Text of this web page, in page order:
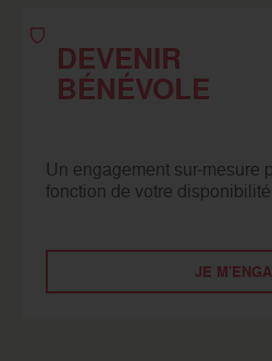
DEVENIR
BÉNÉVOLE
Un engagement sur-mesure
fonction de votre
JE